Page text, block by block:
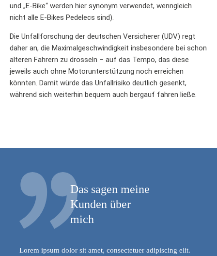
und „E-Bike“ werden hier synonym verwendet, wenngleich
nicht alle E-Bikes Pedelecs sind).
Die Unfallforschung der deutschen Versicherer (UDV) regt
daher an, die Maximalgeschwindigkeit insbesondere bei schon
älteren Fahrern zu drosseln – auf das Tempo, das diese
jeweils auch ohne Motorunterstützung noch erreichen
könnten. Damit würde das Unfallrisiko deutlich gesenkt,
während sich weiterhin bequem auch bergauf fahren ließe.
Das sagen meine
Kunden über
mich
Lorem ipsum dolor sit amet, consectetuer adipiscing elit.